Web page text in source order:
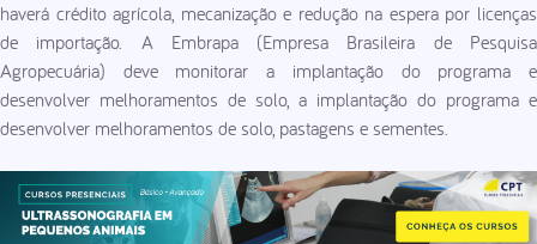
haverá crédito agrícola, mecanização e redução na espera por licenças
de importação. A Embrapa (Empresa Brasileira de Pesquisa
Agropecuária) deve monitorar a implantação do programa e
desenvolver melhoramentos de solo, a implantação do programa e
desenvolver melhoramentos de solo, pastagens e sementes.